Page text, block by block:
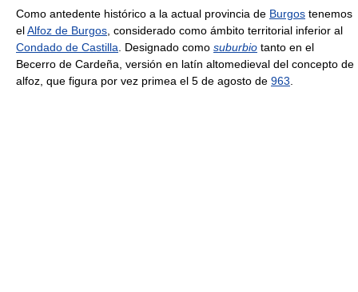
Como antedente histórico a la actual provincia de Burgos tenemos
elAlfoz de Burgos , considerado como ámbito territorial inferior al
Condado de Castilla . Designado como suburbio tanto en el
Becerro de Cardeña, versión en latín altomedieval del concepto de
alfoz, que figura por vez primea el 5 de agosto de 963